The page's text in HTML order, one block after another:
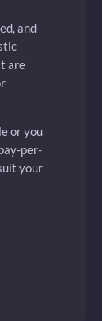
and
are
or you
per-
your